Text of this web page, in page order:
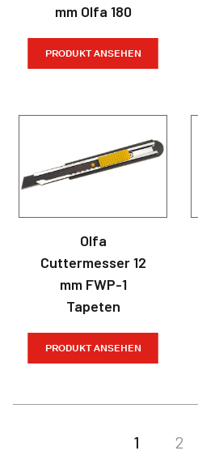
mm Olfa 180
PRODUKT ANSEHEN
Olfa
Cuttermesser 12
mm FWP-1
Tapeten
PRODUKT ANSEHEN
1 2